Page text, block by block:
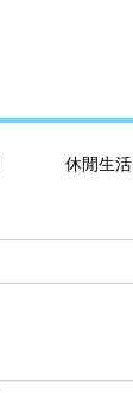
休閒生活